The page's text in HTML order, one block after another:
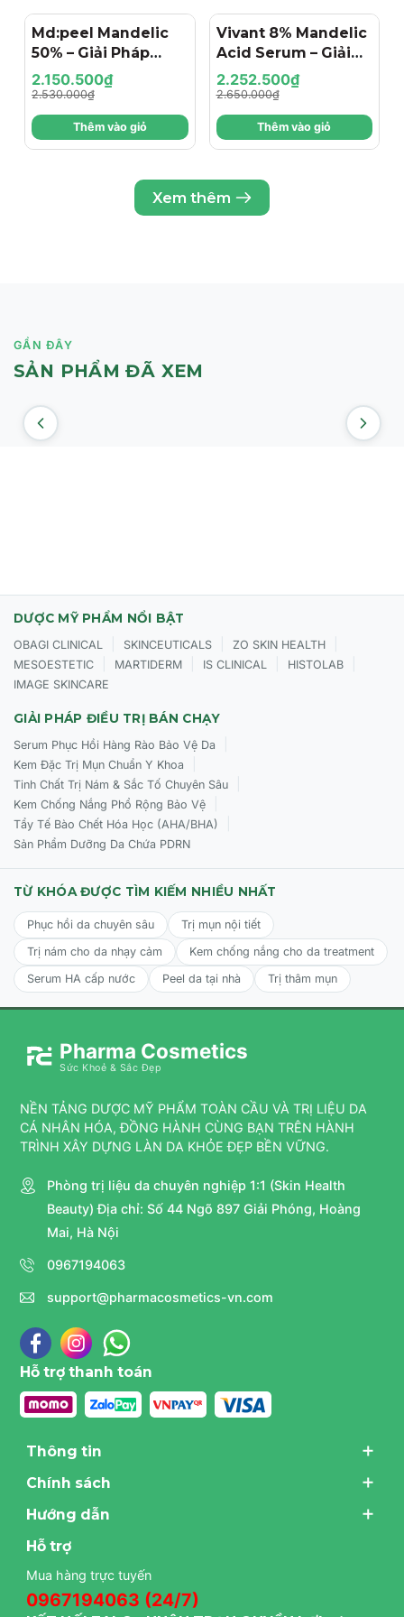
- 15%
Md:peel Mandelic
50% – Giải Pháp
Thay Da Sinh Học
Xóa Nám & Trẻ Hóa
Cho Da Nhạy Cảm
2.150.500₫
2.530.000₫
Thêm vào giỏ
- 15%
Vivant 8% Mandelic
Acid Serum – Giải
Pháp Tẩy Tế Bào
Chết Dịu Nhẹ Cho
Làn Da Sáng Mịn
2.252.500₫
2.650.000₫
Thêm vào giỏ
Xem thêm
GẦN ĐÂY
SẢN PHẨM ĐÃ XEM
DƯỢC MỸ PHẨM NỔI BẬT
OBAGI CLINICAL SKINCEUTICALS ZO SKIN HEALTH
MESOESTETIC MARTIDERM IS CLINICAL HISTOLAB
IMAGE SKINCARE
GIẢI PHÁP ĐIỀU TRỊ BÁN CHẠY
Serum Phục Hồi Hàng Rào Bảo Vệ Da
Kem Đặc Trị Mụn Chuẩn Y Khoa
Tinh Chất Trị Nám & Sắc Tố Chuyên Sâu
Kem Chống Nắng Phổ Rộng Bảo Vệ
Tẩy Tế Bào Chết Hóa Học (AHA/BHA)
Sản Phẩm Dưỡng Da Chứa PDRN
TỪ KHÓA ĐƯỢC TÌM KIẾM NHIỀU NHẤT
Phục hồi da chuyên sâu
Trị mụn nội tiết
Trị nám cho da nhạy cảm
Kem chống nắng cho da treatment
Serum HA cấp nước
Peel da tại nhà Trị thâm mụn
Pharma Cosmetics
Sức Khoẻ & Sắc Đẹp
NỀN TẢNG DƯỢC MỸ PHẨM TOÀN CẦU VÀ TRỊ LIỆU DA
CÁ NHÂN HÓA, ĐỒNG HÀNH CÙNG BẠN TRÊN HÀNH
TRÌNH XÂY DỰNG LÀN DA KHỎE ĐẸP BỀN VỮNG.
Phòng trị liệu da chuyên nghiệp 1:1 (Skin Health
Beauty) Địa chỉ: Số 44 Ngõ 897 Giải Phóng, Hoàng
Mai, Hà Nội
0967194063
support@pharmacosmetics-vn.com
Hỗ trợ thanh toán
Thông tin
Chính sách
Hướng dẫn
Hỗ trợ
Mua hàng trực tuyến
0967194063 (24/7)